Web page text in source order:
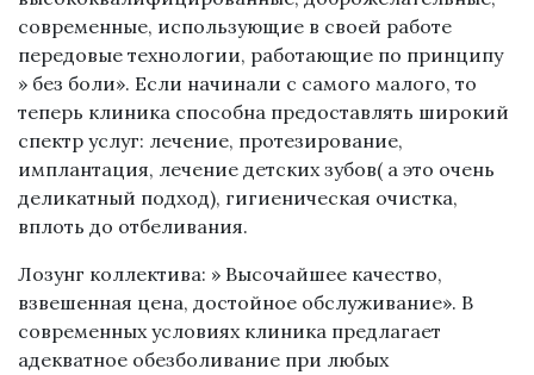
современные, использующие в своей работе
передовые технологии, работающие по принципу
» без боли». Если начинали с самого малого, то
теперь клиника способна предоставлять широкий
спектр услуг: лечение, протезирование,
имплантация, лечение детских зубов( а это очень
деликатный подход), гигиеническая очистка,
вплоть до отбеливания.
Лозунг коллектива: » Высочайшее качество,
взвешенная цена, достойное обслуживание». В
современных условиях клиника предлагает
адекватное обезболивание при любых